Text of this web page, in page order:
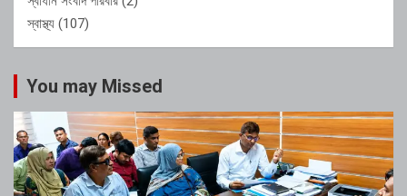
স্বাস্থ্য (107)
You may Missed